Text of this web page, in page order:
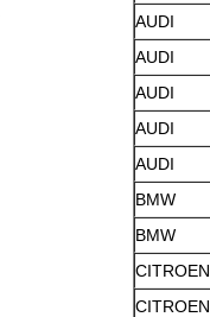
AUDI
AUDI
AUDI
AUDI
AUDI
BMW
BMW
CITROEN
CITROEN